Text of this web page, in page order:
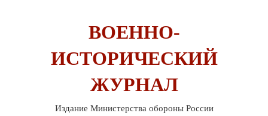
ВОЕННО-
ИСТОРИЧЕСКИЙ
ЖУРНАЛ
Издание Министерства обороны России